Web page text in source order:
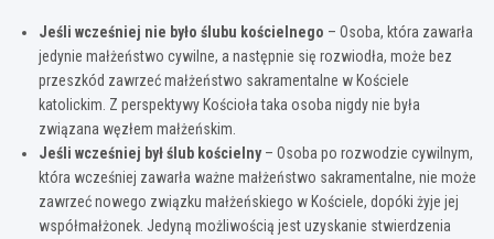
Jeśli wcześniej nie było ślubu kościelnego – Osoba, która zawarła
jedynie małżeństwo cywilne, a następnie się rozwiodła, może bez
przeszkód zawrzeć małżeństwo sakramentalne w Kościele
katolickim. Z perspektywy Kościoła taka osoba nigdy nie była
związana węzłem małżeńskim.
Jeśli wcześniej był ślub kościelny– Osoba po rozwodzie cywilnym,
która wcześniej zawarła ważne małżeństwo sakramentalne, nie może
zawrzeć nowego związku małżeńskiego w Kościele, dopóki żyje jej
współmałżonek. Jedyną możliwością jest uzyskanie stwierdzenia